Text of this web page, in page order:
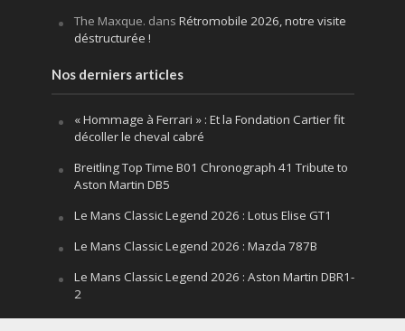
The Maxque. dans Rétromobile 2026, notre visite
déstructurée !
Nos derniers articles
« Hommage à Ferrari » : Et la Fondation Cartier fit
décoller le cheval cabré
Breitling Top Time B01 Chronograph 41 Tribute to
Aston Martin DB5
Le Mans Classic Legend 2026 : Lotus Elise GT1
Le Mans Classic Legend 2026 : Mazda 787B
Le Mans Classic Legend 2026 : Aston Martin DBR1-
2